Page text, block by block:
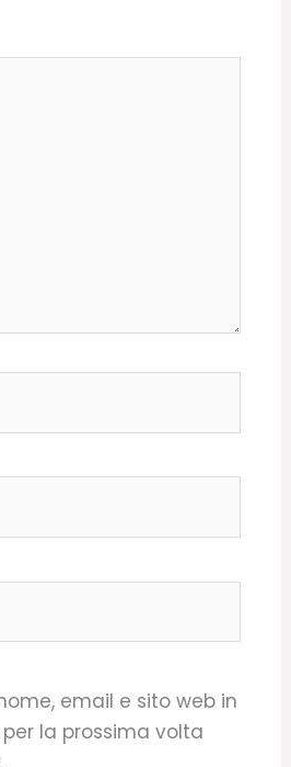
email e sito web in
la prossima volta